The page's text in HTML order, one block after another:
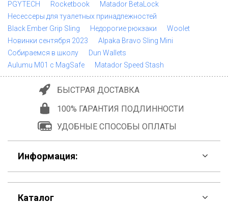
PGYTECH
Rocketbook
Matador BetaLock
Несессеры для туалетных принадлежностей
Black Ember Grip Sling
Недорогие рюкзаки
Woolet
Новинки сентября 2023
Alpaka Bravo Sling Mini
Собираемся в школу
Dun Wallets
Aulumu M01 с MagSafe
Matador Speed Stash
БЫСТРАЯ ДОСТАВКА
100% ГАРАНТИЯ ПОДЛИННОСТИ
УДОБНЫЕ СПОСОБЫ ОПЛАТЫ
Информация:
F.A.Q
Каталог